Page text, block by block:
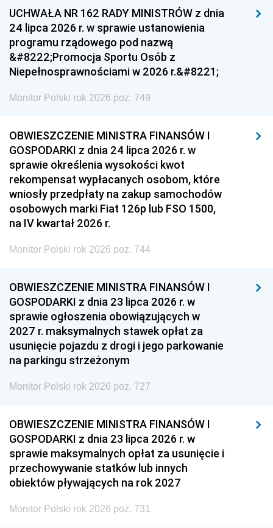
UCHWAŁA NR 162 RADY MINISTRÓW z dnia
24 lipca 2026 r. w sprawie ustanowienia
programu rządowego pod nazwą
&#8222;Promocja Sportu Osób z
Niepełnosprawnościami w 2026 r.&#8221;
Monitor Polski rok 2026 poz. 749
OBWIESZCZENIE MINISTRA FINANSÓW I
GOSPODARKI z dnia 24 lipca 2026 r. w
sprawie określenia wysokości kwot
rekompensat wypłacanych osobom, które
wniosły przedpłaty na zakup samochodów
osobowych marki Fiat 126p lub FSO 1500,
na IV kwartał 2026 r.
Monitor Polski rok 2026 poz. 744
OBWIESZCZENIE MINISTRA FINANSÓW I
GOSPODARKI z dnia 23 lipca 2026 r. w
sprawie ogłoszenia obowiązujących w
2027 r. maksymalnych stawek opłat za
usunięcie pojazdu z drogi i jego parkowanie
na parkingu strzeżonym
Monitor Polski rok 2026 poz. 727
OBWIESZCZENIE MINISTRA FINANSÓW I
GOSPODARKI z dnia 23 lipca 2026 r. w
sprawie maksymalnych opłat za usunięcie i
przechowywanie statków lub innych
obiektów pływających na rok 2027
Monitor Polski rok 2026 poz. 731